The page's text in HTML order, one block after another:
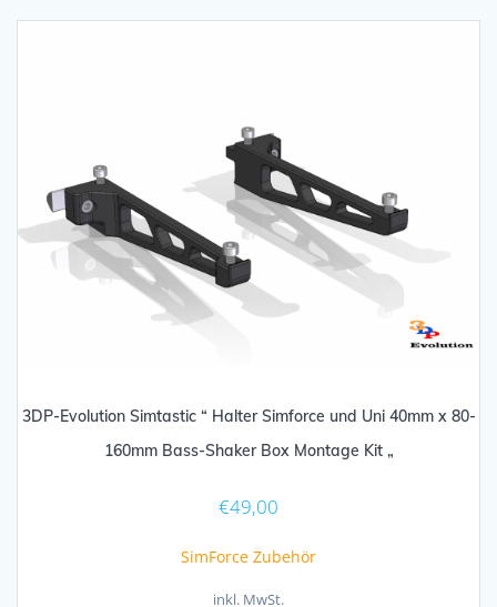
3DP-Evolution Simtastic “ Halter Simforce und Uni 40mm x 80-
160mm Bass-Shaker Box Montage Kit „
€49,00
SimForce Zubehör
inkl. MwSt.